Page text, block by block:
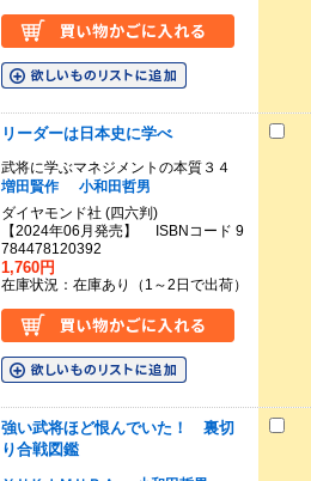
リーダーは日本史に学べ
武将に学ぶマネジメントの本質３４
増田賢作
小和田哲男
ダイヤモンド社 (四六判)
【2024年06月発売】 ISBNコード 9
784478120392
1,760円
在庫状況：在庫あり（1～2日で出荷）
強い武将ほど恨んでいた！ 裏切
り合戦図鑑